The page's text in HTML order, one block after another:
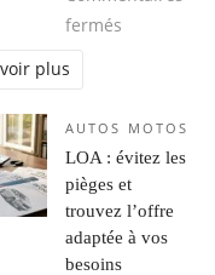
fermés
plus
AUTOS MOTOS
LOA : évitez les
pièges et
trouvez l’offre
adaptée à vos
besoins